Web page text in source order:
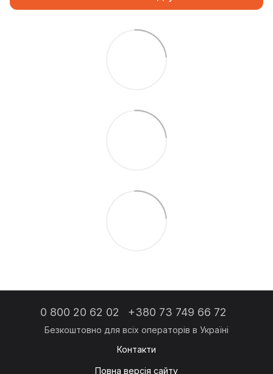
0 800 20 62 02 +380 73 749 66 72
Контакти
Повна версія сайту